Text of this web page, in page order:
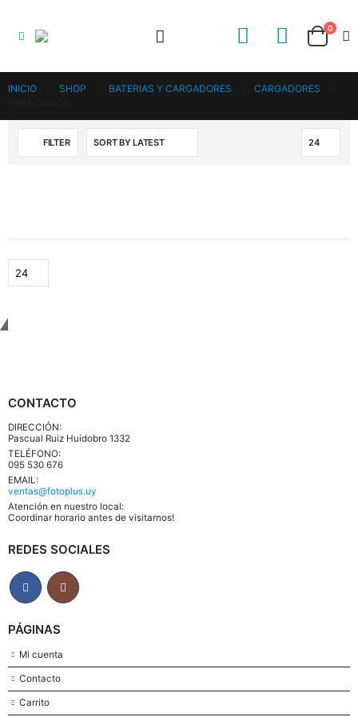
0
INICIO SHOP BATERIAS Y CARGADORES
CARGADORES
FILTER
CONTACTO
DIRECCIÓN:
Pascual Ruiz Huidobro 1332
TELÉFONO:
095 530 676
EMAIL:
ventas@fotoplus.uy
Atención en nuestro local:
Coordinar horario antes de visitarnos!
REDES SOCIALES
PÁGINAS
Mi cuenta
Contacto
Carrito